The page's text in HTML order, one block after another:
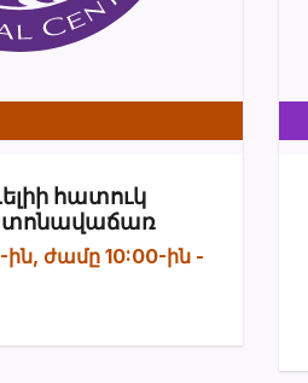
հատուկ
տոնավաճառ
ժամը 10:00-ին -